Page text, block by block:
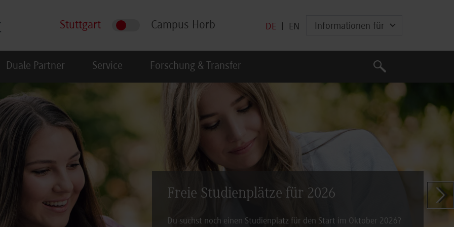
Stuttgart Campus Horb DE EN Informationen für
Duale Partner Service Forschung & Transfer
Suche
Suche
Freie Studienplätze für 2026
Du suchst noch einen Studienplatz für den Start im Oktober 2026?
Zeige